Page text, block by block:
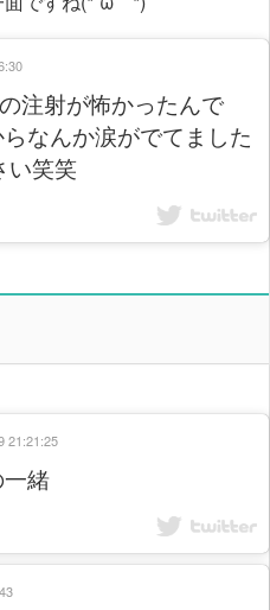
注射が怖かったんで
なんか涙がでてました
い笑笑
緒
21:21:25